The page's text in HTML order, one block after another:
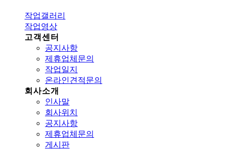
작업갤러리
작업영상
고객센터
공지사항
제휴업체문의
작업일지
온라인견적문의
회사소개
인사말
회사위치
공지사항
제휴업체문의
게시판